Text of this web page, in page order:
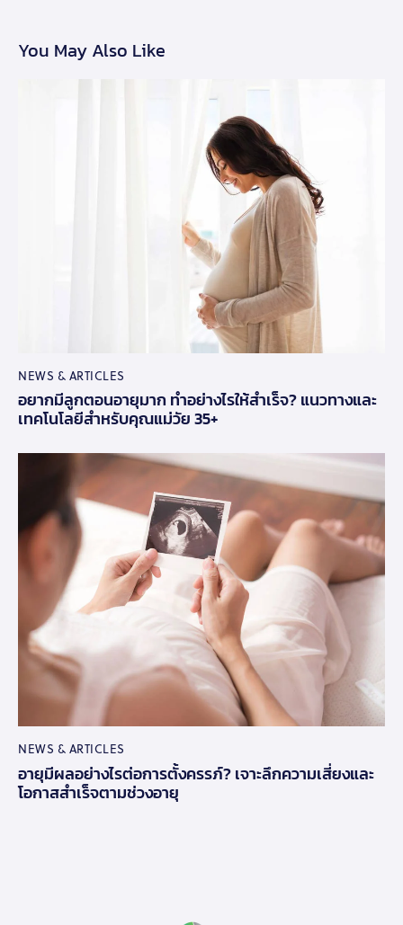
You May Also Like
NEWS & ARTICLES
อยากมีลูกตอนอายุมาก ทำอย่างไรให้สำเร็จ? แนวทางและ
เทคโนโลยีสำหรับคุณแม่วัย 35+
NEWS & ARTICLES
อายุมีผลอย่างไรต่อการตั้งครรภ์? เจาะลึกความเสี่ยงและ
โอกาสสำเร็จตามช่วงอายุ